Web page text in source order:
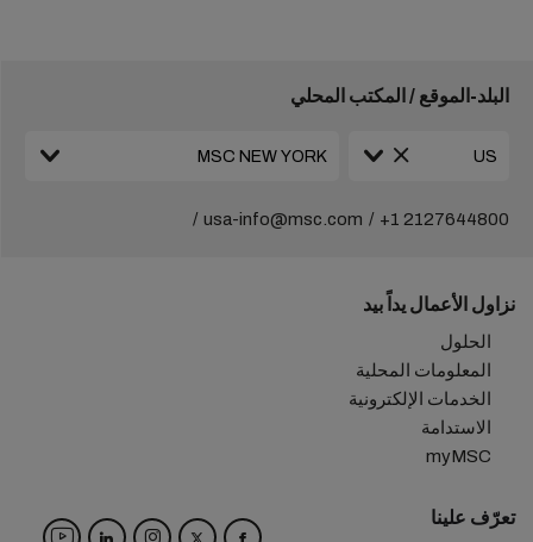
البلد-الموقع / المكتب المحلي
+1 2127644800
usa-info@msc.com
نزاول الأعمال يداً بيد
الحلول
المعلومات المحلية
الخدمات الإلكترونية
الاستدامة
myMSC
تعرّف علينا